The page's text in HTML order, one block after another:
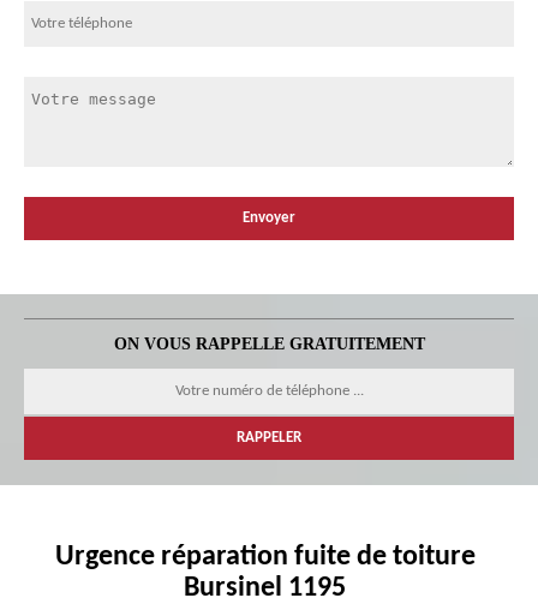
ON VOUS RAPPELLE GRATUITEMENT
Urgence réparation fuite de toiture
Bursinel 1195